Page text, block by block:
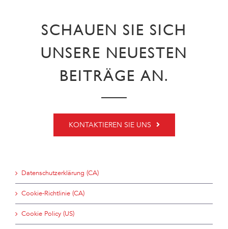
SCHAUEN SIE SICH
UNSERE NEUESTEN
BEITRÄGE AN.
KONTAKTIEREN SIE UNS
Datenschutzerklärung (CA)
Cookie-Richtlinie (CA)
Cookie Policy (US)